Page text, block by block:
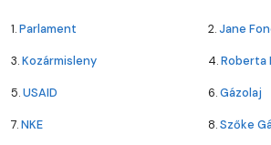
1.Parlament 2.Jane
3.Kozármisleny 4.Roberta
5.USAID 6.Gázolaj
7.NKE 8.Szőke